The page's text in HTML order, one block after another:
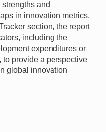
and
in innovation metrics.
section, the report
including the
expenditures or
to provide a perspective
global innovation